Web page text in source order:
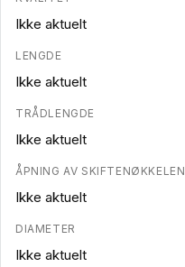
Ikke aktuelt
LENGDE
Ikke aktuelt
TRÅDLENGDE
Ikke aktuelt
ÅPNING AV SKIFTENØKKELEN
Ikke aktuelt
DIAMETER
Ikke aktuelt